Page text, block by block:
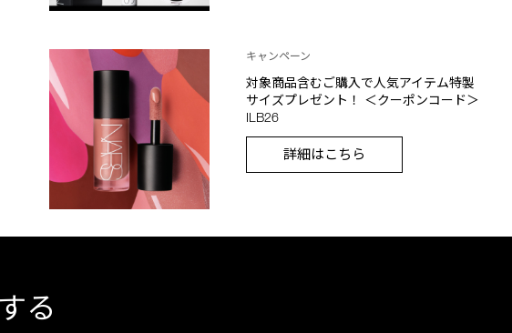
キャンペーン
対象商品含むご購入で人気アイテム特製
サイズプレゼント！ ＜クーポンコード＞
ILB26
詳細はこちら
る